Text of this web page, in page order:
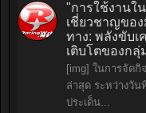
"การใช้งานใ
เชี่ยวชาญขอ
ทาง: พลังขับเ
เติบโตของก
[img] ในการจัด
ล่าสุด ระหว่างวั
ประเด็น...